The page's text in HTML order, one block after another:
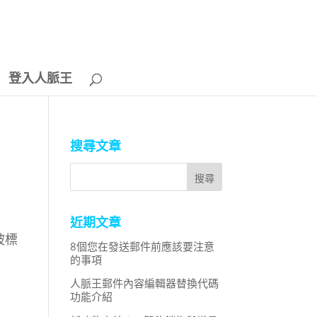
登入人脈王
標
搜尋文章
近期文章
8個您在發送郵件前應該要注意
的事項
人脈王郵件內容編輯器替換代碼
功能介紹